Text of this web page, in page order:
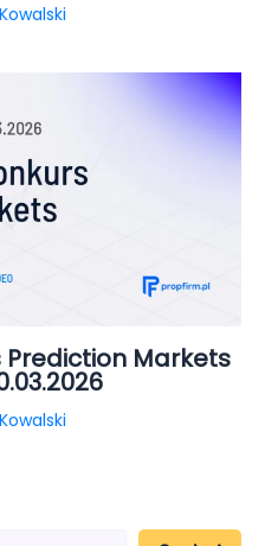
Prediction Markets